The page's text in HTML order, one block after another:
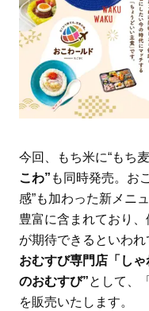
今回、もち米に“もち
こわ” も同時発売。お
感”も加わった新メニ
豊富に含まれており
が期待できるといわれ
おむすび専門店「しゃ
のおむすび”として、
を販売いたします。